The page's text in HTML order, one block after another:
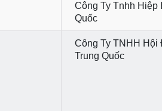
Công Ty Tnhh Hiệp
Quốc
Công Ty TNHH Hội
Trung Quốc